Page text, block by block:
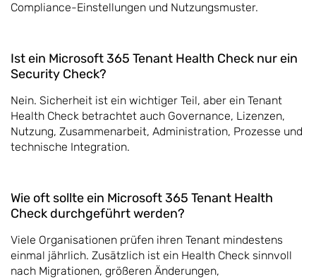
Compliance-Einstellungen und Nutzungsmuster.
Ist ein Microsoft 365 Tenant Health Check nur ein
Security Check?
Nein. Sicherheit ist ein wichtiger Teil, aber ein Tenant
Health Check betrachtet auch Governance, Lizenzen,
Nutzung, Zusammenarbeit, Administration, Prozesse und
technische Integration.
Wie oft sollte ein Microsoft 365 Tenant Health
Check durchgeführt werden?
Viele Organisationen prüfen ihren Tenant mindestens
einmal jährlich. Zusätzlich ist ein Health Check sinnvoll
nach Migrationen, größeren Änderungen,